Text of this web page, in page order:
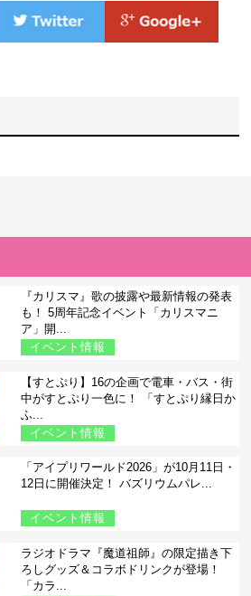
『カリスマ』歌の披露や最新情報の発表
も！ 5周年記念イベント「カリスマニ
ア」開...
イベント情報
【すとぷり】16の企画で電車・バス・街
中がすとぷり一色に！ 「すとぷり縁日か
ふ...
イベント情報
「アイプリワールド2026」が10月11日・
12日に開催決定！ バズリウムパレ...
イベント情報
ラジオドラマ『魔道祖師』の限定描き下
ろしグッズ＆コラボドリンクが登場！
「カラ...